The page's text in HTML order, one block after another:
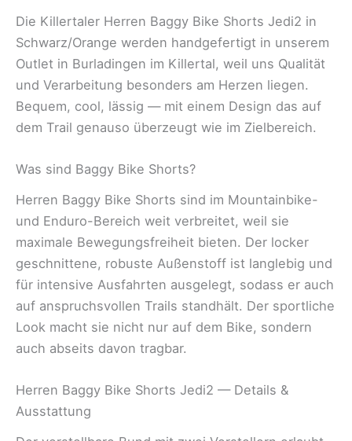
Die Killertaler Herren Baggy Bike Shorts Jedi2 in
Schwarz/Orange werden handgefertigt in unserem
Outlet in Burladingen im Killertal, weil uns Qualität
und Verarbeitung besonders am Herzen liegen.
Bequem, cool, lässig — mit einem Design das auf
dem Trail genauso überzeugt wie im Zielbereich.
Was sind Baggy Bike Shorts?
Herren Baggy Bike Shorts sind im Mountainbike-
und Enduro-Bereich weit verbreitet, weil sie
maximale Bewegungsfreiheit bieten. Der locker
geschnittene, robuste Außenstoff ist langlebig und
für intensive Ausfahrten ausgelegt, sodass er auch
auf anspruchsvollen Trails standhält. Der sportliche
Look macht sie nicht nur auf dem Bike, sondern
auch abseits davon tragbar.
Herren Baggy Bike Shorts Jedi2 — Details &
Ausstattung